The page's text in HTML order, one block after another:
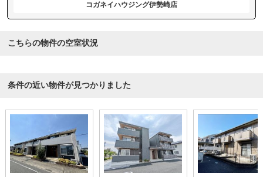
コガネイハウジング伊勢崎店
こちらの物件の空室状況
条件の近い物件が見つかりました